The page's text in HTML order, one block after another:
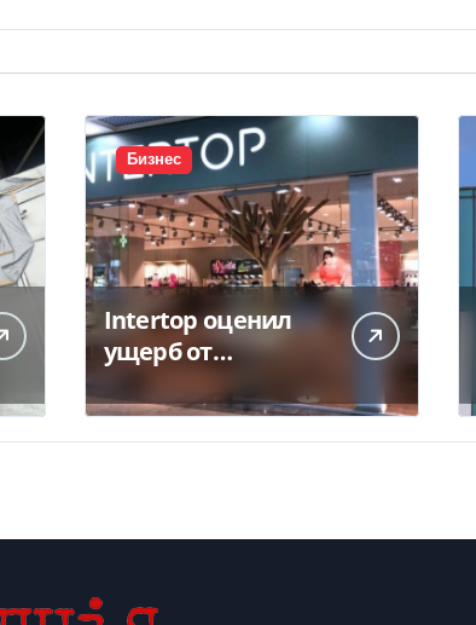
Бизнес
Intertop оценил
ущерб от
склада в 450 млн
грн